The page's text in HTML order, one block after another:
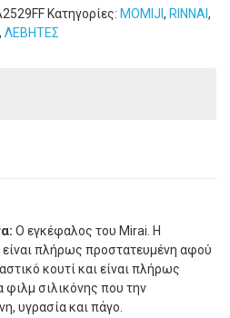
Κατηγορίες: MOMIJI , RINNAI,
, ΛΕΒΗΤΕΣ
Ο εγκέφαλος του Mirai. Η
πλήρως προστατευμένη αφού
κουτί και είναι πλήρως
φιλμ σιλικόνης που την
υγρασία και πάγο.